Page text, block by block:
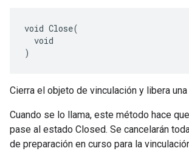
void Close(
  void
)
Cierra el objeto de vinculación y libera
Cuando se lo llama, este método hace
pase al estado Closed. Se cancelarán
de preparación en curso para la